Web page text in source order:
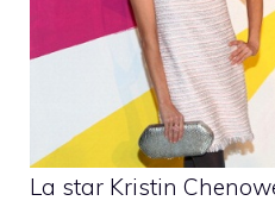
La star Kristin